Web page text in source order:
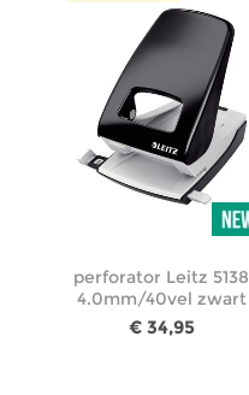
perforator Leitz 5138
4.0mm/40vel zwart
€ 34,95